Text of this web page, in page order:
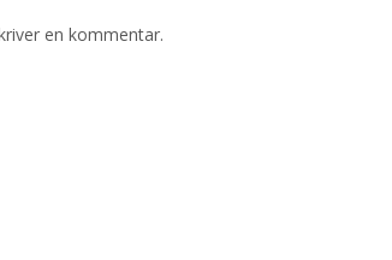
en kommentar.